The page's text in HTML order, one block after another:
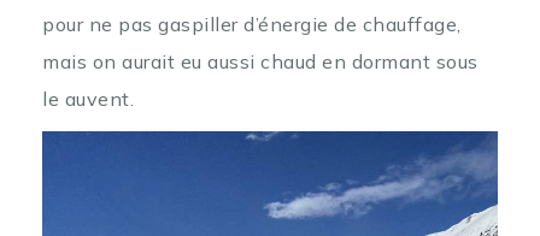
pour ne pas gaspiller d’énergie de chauffage,
mais on aurait eu aussi chaud en dormant sous
le auvent.